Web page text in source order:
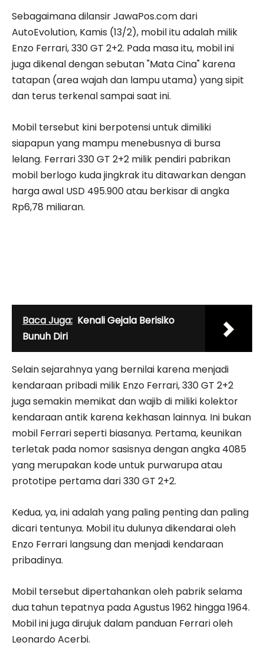
Sebagaimana dilansir JawaPos.com dari
AutoEvolution, Kamis (13/2), mobil itu adalah milik
Enzo Ferrari, 330 GT 2+2. Pada masa itu, mobil ini
juga dikenal dengan sebutan "Mata Cina" karena
tatapan (area wajah dan lampu utama) yang sipit
dan terus terkenal sampai saat ini.
Mobil tersebut kini berpotensi untuk dimiliki
siapapun yang mampu menebusnya di bursa
lelang. Ferrari 330 GT 2+2 milik pendiri pabrikan
mobil berlogo kuda jingkrak itu ditawarkan dengan
harga awal USD 495.900 atau berkisar di angka
Rp6,78 miliaran.
Baca Juga: Kenali Gejala Berisiko
Bunuh Diri
Selain sejarahnya yang bernilai karena menjadi
kendaraan pribadi milik Enzo Ferrari, 330 GT 2+2
juga semakin memikat dan wajib di miliki kolektor
kendaraan antik karena kekhasan lainnya. Ini bukan
mobil Ferrari seperti biasanya. Pertama, keunikan
terletak pada nomor sasisnya dengan angka 4085
yang merupakan kode untuk purwarupa atau
prototipe pertama dari 330 GT 2+2.
Kedua, ya, ini adalah yang paling penting dan paling
dicari tentunya. Mobil itu dulunya dikendarai oleh
Enzo Ferrari langsung dan menjadi kendaraan
pribadinya.
Mobil tersebut dipertahankan oleh pabrik selama
dua tahun tepatnya pada Agustus 1962 hingga 1964.
Mobil ini juga dirujuk dalam panduan Ferrari oleh
Leonardo Acerbi.